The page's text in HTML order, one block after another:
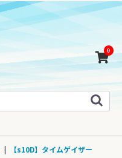
0
| 【s10D】タイムゲイザー